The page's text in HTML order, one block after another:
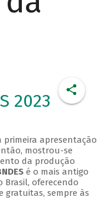
2023
primeira apresentação
mostrou-se
da produção
é o mais antigo
oferecendo
gratuitas, sempre às